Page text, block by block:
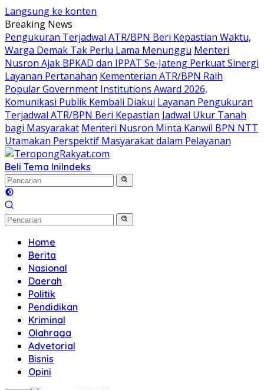
Langsung ke konten
Breaking News
Pengukuran Terjadwal ATR/BPN Beri Kepastian Waktu,
Warga Demak Tak Perlu Lama Menunggu Menteri
Nusron Ajak BPKAD dan IPPAT Se-Jateng Perkuat Sinergi
Layanan Pertanahan Kementerian ATR/BPN Raih
Popular Government Institutions Award 2026,
Komunikasi Publik Kembali Diakui Layanan Pengukuran
Terjadwal ATR/BPN Beri Kepastian Jadwal Ukur Tanah
bagi Masyarakat Menteri Nusron Minta Kanwil BPN NTT
Utamakan Perspektif Masyarakat dalam Pelayanan
Beli Tema IniIndeks
Home
Berita
Nasional
Daerah
Politik
Pendidikan
Kriminal
Olahraga
Advetorial
Bisnis
Opini